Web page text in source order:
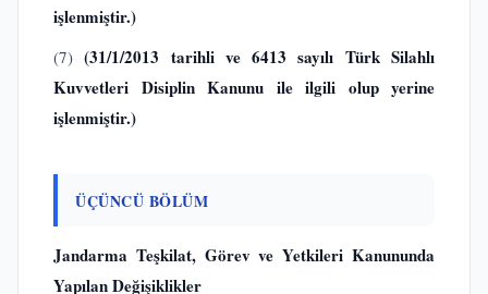
işlenmiştir.)
(7)(31/1/2013 tarihli ve 6413 sayılı Türk Silahlı
Kuvvetleri Disiplin Kanunu ile ilgili olup yerine
işlenmiştir.)
ÜÇÜNCÜ BÖLÜM
Jandarma Teşkilat, Görev ve Yetkileri Kanununda
Yapılan Değişiklikler